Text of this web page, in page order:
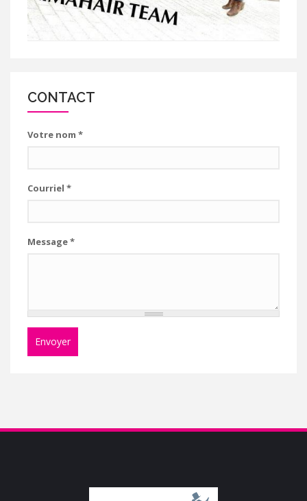
CONTACT
Votre nom *
Courriel *
Message*
Envoyer